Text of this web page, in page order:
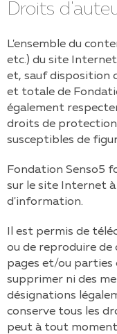
Droits
L'ensemble du
etc.) du site
et, sauf disposition
et totale de
également
droits de
susceptibles de
Fondation Senso5
sur le site Internet à
d'information.
Il est permis de
ou de reproduire de
pages et/ou parties
supprimer ni des
désignations
conserve tous les
peut à tout